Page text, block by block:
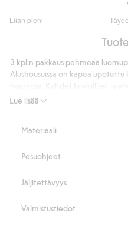
Liian pieni
/
ääneen
Lue lisää
3 kpl:n pakkaus pehmeää
Alushousuissa on kapea
Sisältää 95 % luomupuuvillaa.
Materiaali
Pesuohjeet
Jäljitettävyys
Valmistustiedot